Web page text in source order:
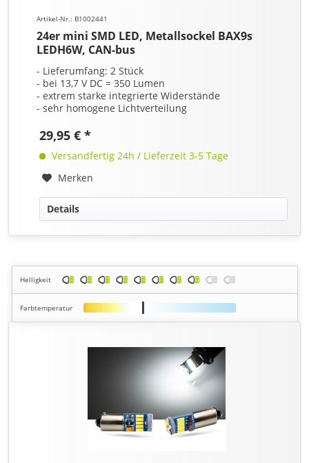
Artikel-Nr.: B1002441
24er mini SMD LED, Metallsockel BAX9s
LEDH6W, CAN-bus
- Lieferumfang: 2 Stück
- bei 13,7 V DC = 350 Lumen
- extrem starke integrierte Widerstände
- sehr homogene Lichtverteilung
29,95 € *
Versandfertig 24h / Lieferzeit 3-5 Tage
Merken
Details
Helligkeit
Farbtemperatur